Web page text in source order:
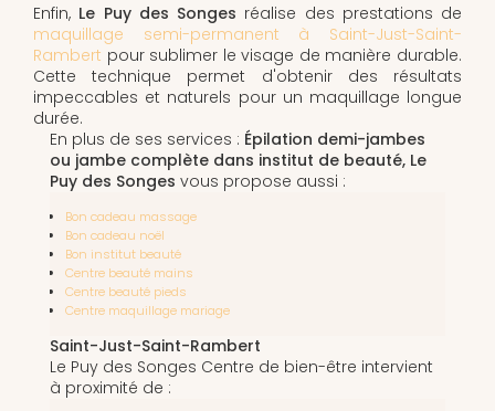
Enfin, Le Puy des Songes réalise des prestations de
maquillage semi-permanent à Saint-Just-Saint-
Rambert pour sublimer le visage de manière durable.
Cette technique permet d'obtenir des résultats
impeccables et naturels pour un maquillage longue
durée.
En plus de ses services : Épilation demi-jambes
ou jambe complète dans institut de beauté, Le
Puy des Songes vous propose aussi :
Bon cadeau massage
Bon cadeau noël
Bon institut beauté
Centre beauté mains
Centre beauté pieds
Centre maquillage mariage
Saint-Just-Saint-Rambert
Le Puy des Songes Centre de bien-être intervient
à proximité de :